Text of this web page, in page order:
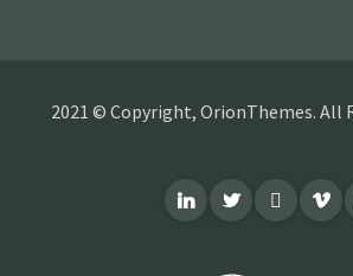
2021 © Copyright, OrionThemes. All